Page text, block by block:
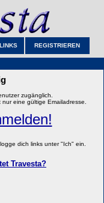
LINKS REGISTRIEREN
zugänglich.
eine gültige Emailadresse.
dich links unter "Ich" ein.
Travesta?